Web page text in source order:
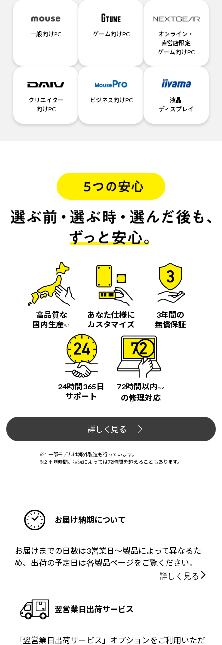
一般向けPC ゲーム向けPC
オンライン・
直営店限定
ゲーム向けPC
クリエイター
向けPC
ビジネス向けPC
液晶
ディスプレイ
高品質な
国内生産※1
あなた仕様に
カスタマイズ
3年間の
無償保証
24時間365日
サポート
72時間以内 ※2
の修理対応
詳しく見る
※1 一部モデルは海外製造も行っています。
※2 平均時間。状況によっては72時間を超えることもあります。
お届け納期について
お届けまでの日数は3営業日～製品によって異なるた
め、出荷の予定日は各製品ページをご覧ください。
詳しく見る
翌営業日出荷サービス
「翌営業日出荷サービス」オプションをご利用いただ